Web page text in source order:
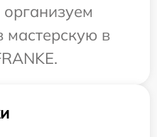
мастерскую в